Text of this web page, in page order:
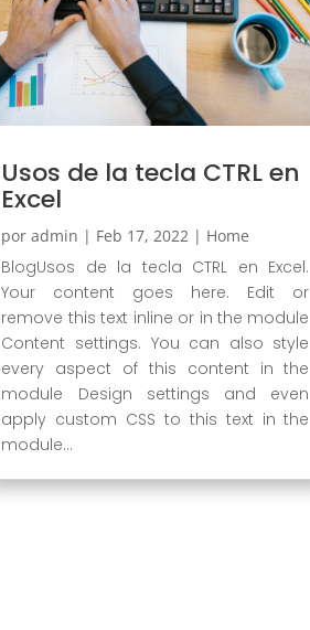
Usos de la tecla CTRL en
Excel
poradmin | Feb 17, 2022 | Home
BlogUsos de la tecla CTRL en Excel.
Your content goes here. Edit or
remove this text inline or in the module
Content settings. You can also style
every aspect of this content in the
module Design settings and even
apply custom CSS to this text in the
module...